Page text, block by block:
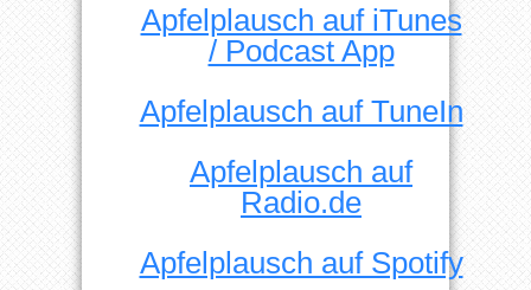
Apfelplausch auf iTunes
/ Podcast App
Apfelplausch auf TuneIn
Apfelplausch auf
Radio.de
Apfelplausch auf Spotify